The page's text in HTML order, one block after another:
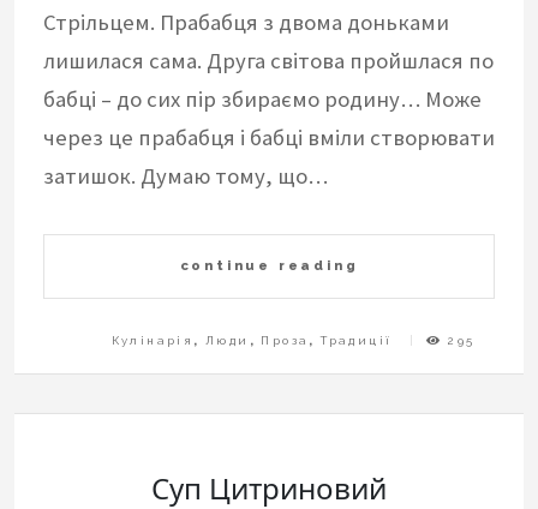
Стрільцем. Прабабця з двома доньками
лишилася сама. Друга світова пройшлася по
бабці – до сих пір збираємо родину… Може
через це прабабця і бабці вміли створювати
затишок. Думаю тому, що…
continue reading
Кулінарія , Люди , Проза ,Традиції 295
Суп Цитриновий